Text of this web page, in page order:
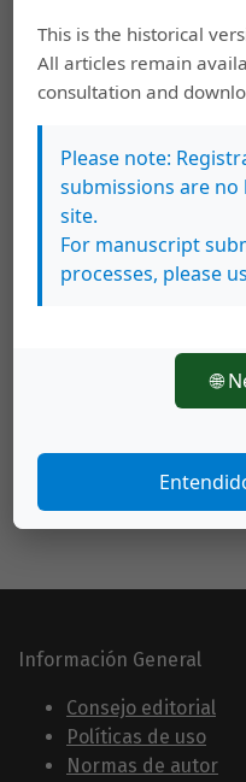
de Ciencias del
Vivian Rodriguez
una sesión de
sala en el estado
privados de
Zurquí,Pensar en
Ciencias del
Información General
Consejo editorial
Políticas de uso
Normas de autor
This is the historical
All articles remain
consultation and
Please note:
submissions are
site.
For manuscript
processes, please
🌐